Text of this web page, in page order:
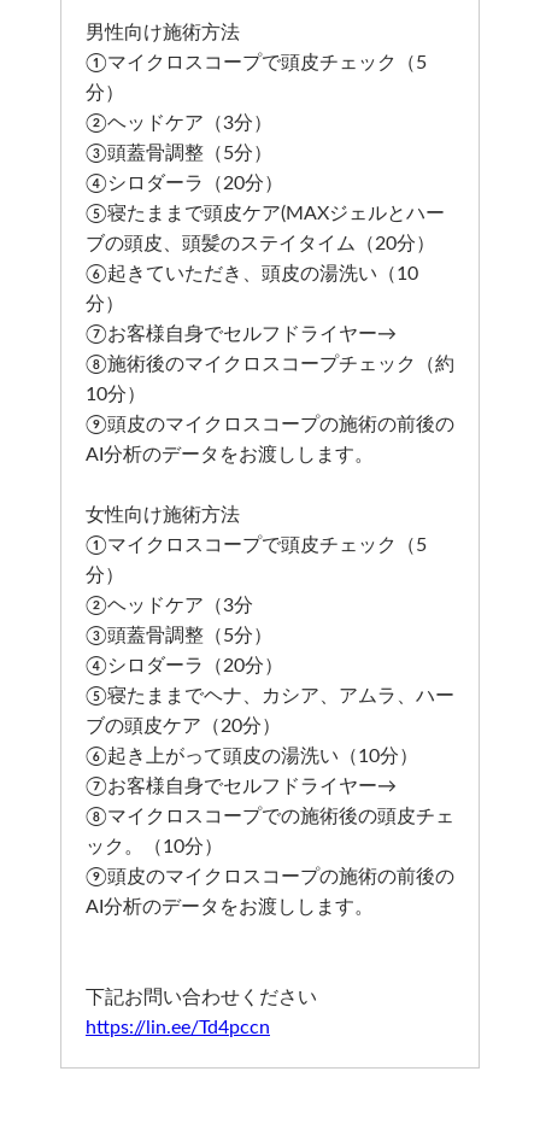
男性向け施術方法
①マイクロスコープで頭皮チェック（5
分）
②ヘッドケア（3分）
③頭蓋骨調整（5分）
④シロダーラ（20分）
⑤寝たままで頭皮ケア(MAXジェルとハー
ブの頭皮、頭髪のステイタイム（20分）
⑥起きていただき、頭皮の湯洗い（10
分）
⑦お客様自身でセルフドライヤー→
⑧施術後のマイクロスコープチェック（約
10分）
⑨頭皮のマイクロスコープの施術の前後の
AI分析のデータをお渡しします。
女性向け施術方法
①マイクロスコープで頭皮チェック（5
分）
②ヘッドケア（3分
③頭蓋骨調整（5分）
④シロダーラ（20分）
⑤寝たままでヘナ、カシア、アムラ、ハー
ブの頭皮ケア（20分）
⑥起き上がって頭皮の湯洗い（10分）
⑦お客様自身でセルフドライヤー→
⑧マイクロスコープでの施術後の頭皮チェ
ック。（10分）
⑨頭皮のマイクロスコープの施術の前後の
AI分析のデータをお渡しします。
下記お問い合わせください
https://lin.ee/Td4pccn